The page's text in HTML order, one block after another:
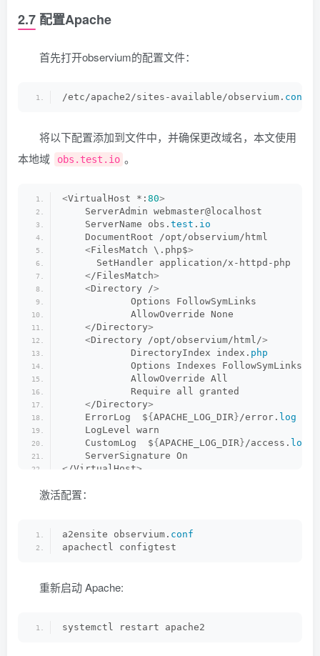
2.7 配置Apache
首先打开observium的配置文件：
/etc/apache2/sites-available/observium. conf
将以下配置添加到文件中，并确保更改域名，本文使用
本地域
obs.test.io 。
<VirtualHost *: 80>
    ServerAdmin webmaster@localhost
    ServerName obs.
test . io
    DocumentRoot /opt/observium/html
<FilesMatch \.php$>
      SetHandler application/x-httpd-php
</FilesMatch>
<Directory />
            Options FollowSymLinks
            AllowOverride None
</Directory>
<Directory /opt/observium/html/>
            DirectoryIndex index.
php
Options Indexes FollowSymLinks
            AllowOverride All
            Require all granted
</Directory>
    ErrorLog  $
{ APACHE_LOG_DIR }/error. log
    LogLevel warn
    CustomLog  $
{ APACHE_LOG_DIR }/access. log
    ServerSignature On
< /VirtualHost>
激活配置：
a2ensite observium. conf
apachectl configtest
重新启动 Apache:
systemctl restart apache2